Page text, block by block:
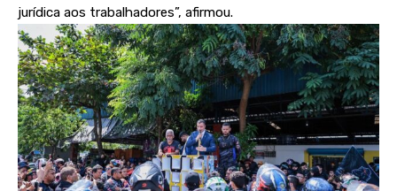
jurídica aos trabalhadores”, afirmou.